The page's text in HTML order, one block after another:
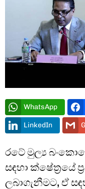
WhatsApp
LinkedIn
රටේ මුල්‍ය
සඳහා ක්ෂේත්‍රයේ
ලබාගැනීමට, ඒ